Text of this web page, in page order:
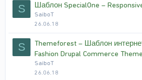
S Шаблон SpecialOne –
SaiboT
26.06.18
S
Themeforest – Шаблон
Fashion Drupal Commerce Theme
SaiboT
26.06.18